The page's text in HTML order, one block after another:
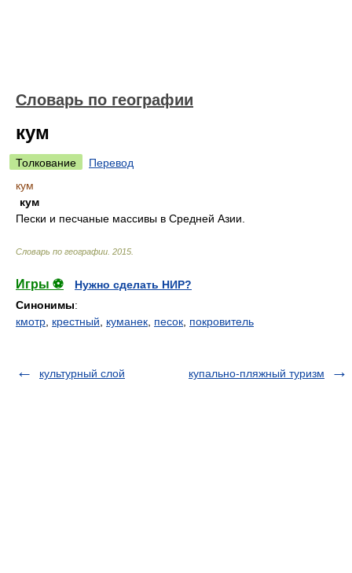
Словарь по географии
кум
Толкование
Перевод
кум
кум
Пески и песчаные массивы в Средней Азии.
Словарь по географии 2015
Игры ⚽
Нужно сделать НИР?
Синонимы:
кмотр крестный куманек песок покровитель
культурный слой купально-пляжный туризм